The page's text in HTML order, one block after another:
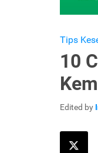
Tips
10
Edited by